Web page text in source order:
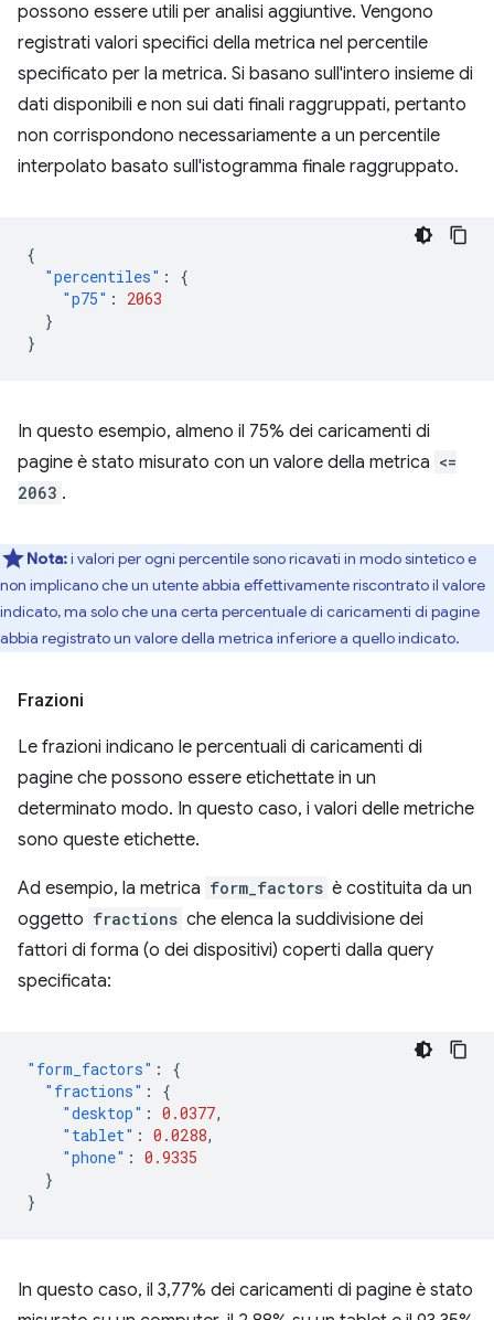
possono essere utili per analisi aggiuntive. Vengono
registrati valori specifici della metrica nel percentile
specificato per la metrica. Si basano sull'intero insieme di
dati disponibili e non sui dati finali raggruppati, pertanto
non corrispondono necessariamente a un percentile
interpolato basato sull'istogramma finale raggruppato.
{
"percentiles" :
{
"p75" :
2063
}
}
In questo esempio, almeno il 75% dei caricamenti di
pagine è stato misurato con un valore della metrica <=
2063 .
Nota:i valori per ogni percentile sono ricavati in modo sintetico e
non implicano che un utente abbia effettivamente riscontrato il valore
indicato, ma solo che una certa percentuale di caricamenti di pagine
abbia registrato un valore della metrica inferiore a quello indicato.
Frazioni
Le frazioni indicano le percentuali di caricamenti di
pagine che possono essere etichettate in un
determinato modo. In questo caso, i valori delle metriche
sono queste etichette.
Ad esempio, la metrica form_factors è costituita da un
oggetto fractions che elenca la suddivisione dei
fattori di forma (o dei dispositivi) coperti dalla query
specificata:
"form_factors" :
{
"fractions" :
{
"desktop" : 0.0377,
"tablet" : 0.0288,
"phone" : 0.9335
}
}
In questo caso, il 3,77% dei caricamenti di pagine è stato